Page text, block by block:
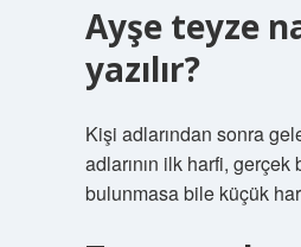
Ayşe teyze
yazılır?
Kişi adlarından sonra
adlarının ilk harfi, gerçek
bulunmasa bile küçük